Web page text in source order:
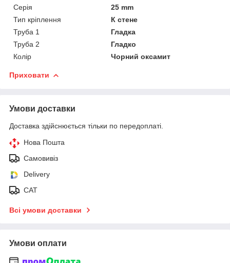
Серія
25 mm
Тип кріплення
К стене
Труба 1
Гладка
Труба 2
Гладко
Колір
Чорний оксамит
Приховати
Умови доставки
Доставка здійснюється тільки по передоплаті.
Нова Пошта
Самовивіз
Delivery
САТ
Всі умови доставки
Умови оплати